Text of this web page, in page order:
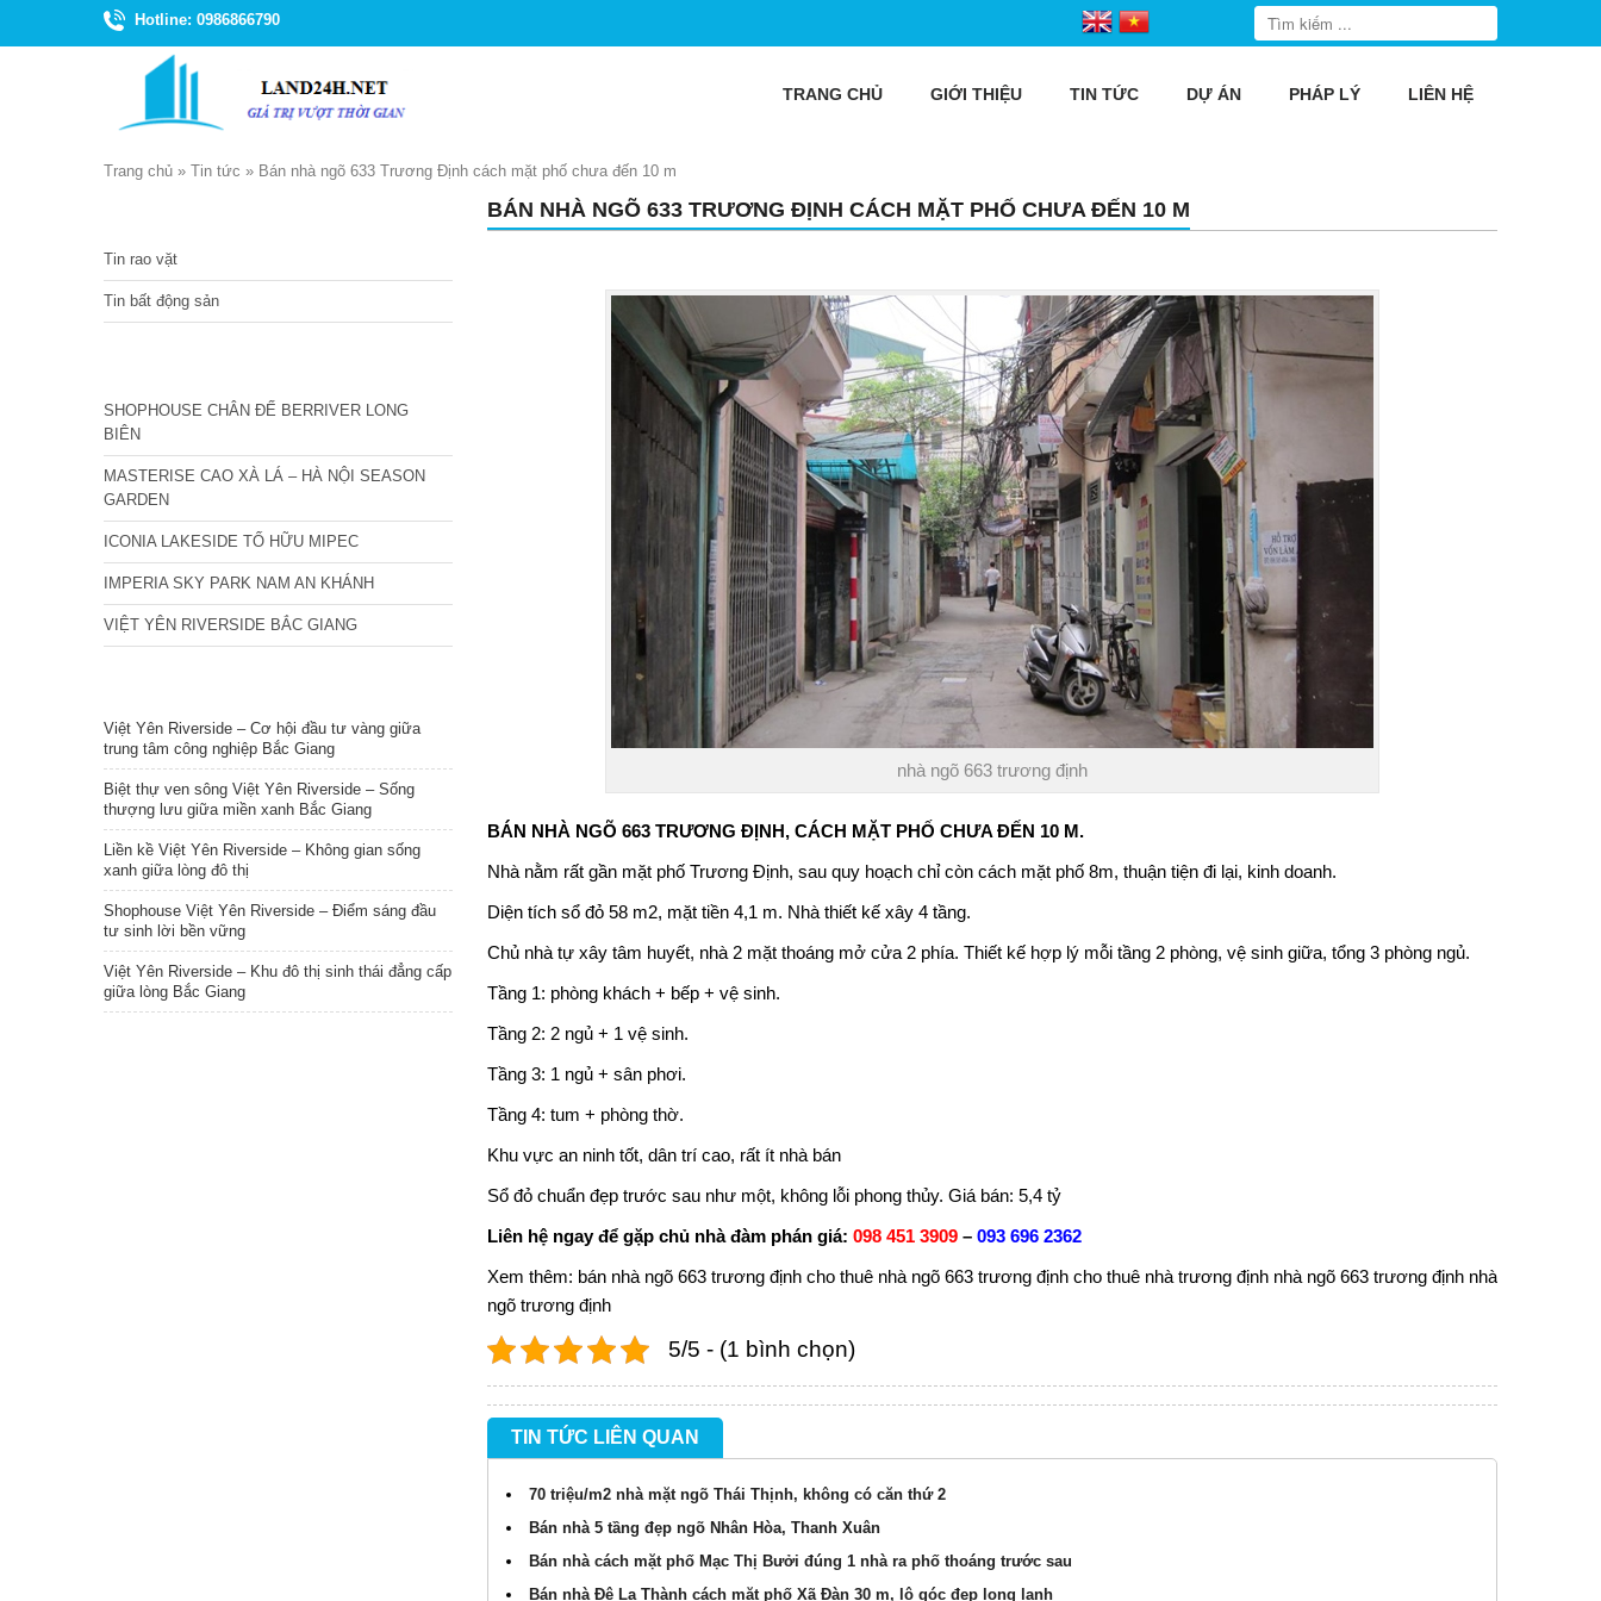
Hotline: 0986866790
TRANG CHỦ GIỚI THIỆU TIN TỨC DỰ ÁN PHÁP LÝ LIÊN HỆ
Trang chủ » Tin tức » Bán nhà ngõ 633 Trương Định cách mặt phố chưa đến 10 m
BÁN NHÀ NGÕ 633 TRƯƠNG ĐỊNH CÁCH MẶT PHỐ CHƯA ĐẾN 10 M
nhà ngõ 663 trương định
BÁN NHÀ NGÕ 663 TRƯƠNG ĐỊNH, CÁCH MẶT PHỐ CHƯA ĐẾN 10 M.
Nhà nằm rất gần mặt phốTrương Định, sau quy hoạch chỉ còn cách mặt phố 8m, thuận tiện đi lại, kinh doanh.
Diện tích sổ đỏ 58 m2, mặt tiền 4,1 m. Nhà thiết kế xây 4 tầng.
Chủ nhà tự xây tâm huyết, nhà 2 mặt thoáng mở cửa 2 phía. Thiết kế hợp lý mỗi tầng 2 phòng, vệ sinh giữa, tổng 3 phòng ngủ.
Tầng 1: phòng khách + bếp + vệ sinh.
Tầng 2: 2 ngủ + 1 vệ sinh.
Tầng 3: 1 ngủ + sân phơi.
Tầng 4: tum + phòng thờ.
Khu vực an ninh tốt, dân trí cao, rất ít nhà bán
Sổ đỏ chuẩn đẹp trước sau như một, không lỗi phong thủy. Giá bán: 5,4 tỷ
Liên hệ ngay để gặp chủ nhà đàm phán giá: 098 451 3909– 093 696 2362
Xem thêm: bán nhà ngõ 663 trương định cho thuê nhà ngõ 663 trương định cho thuê nhà trương định nhà ngõ 663 trương định nhà
ngõ trương định
5/5 - (1 bình chọn)
TIN TỨC LIÊN QUAN
70 triệu/m2 nhà mặt ngõ Thái Thịnh, không có căn thứ 2
Bán nhà 5 tầng đẹp ngõ Nhân Hòa, Thanh Xuân
Bán nhà cách mặt phố Mạc Thị Bưởi đúng 1 nhà ra phố thoáng trước sau
Bán nhà Đê La Thành cách mặt phố Xã Đàn 30 m, lô góc đẹp long lanh
Tin rao vặt
Tin bất động sản
SHOPHOUSE CHÂN ĐẾ BERRIVER LONG
BIÊN
MASTERISE CAO XÀ LÁ – HÀ NỘI SEASON
GARDEN
ICONIA LAKESIDE TỐ HỮU MIPEC
IMPERIA SKY PARK NAM AN KHÁNH
VIỆT YÊN RIVERSIDE BẮC GIANG
Việt Yên Riverside – Cơ hội đầu tư vàng giữa
trung tâm công nghiệp Bắc Giang
Biệt thự ven sông Việt Yên Riverside – Sống
thượng lưu giữa miền xanh Bắc Giang
Liền kề Việt Yên Riverside – Không gian sống
xanh giữa lòng đô thị
Shophouse Việt Yên Riverside – Điểm sáng đầu
tư sinh lời bền vững
Việt Yên Riverside – Khu đô thị sinh thái đẳng cấp
giữa lòng Bắc Giang